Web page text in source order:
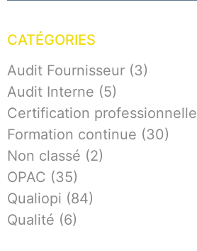
CATÉGORIES
Audit Fournisseur (3)
Audit Interne (5)
Certification professionnelle
Formation continue (30)
Non classé (2)
OPAC (35)
Qualiopi (84)
Qualité (6)